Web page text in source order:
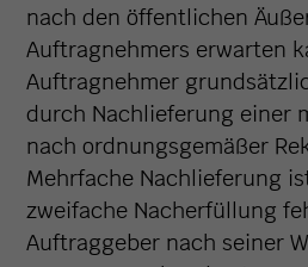
nach den öffentlichen
Auftragnehmers erwarten
Auftragnehmer
durch Nachlieferung einer
nach ordnungsgemäßer
Mehrfache Nachlieferung
zweifache Nacherfüllung
Auftraggeber nach seiner